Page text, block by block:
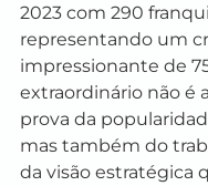
2023 com 290
representando um
impressionante de
extraordinário não é
prova da
mas também do
da visão estratégica